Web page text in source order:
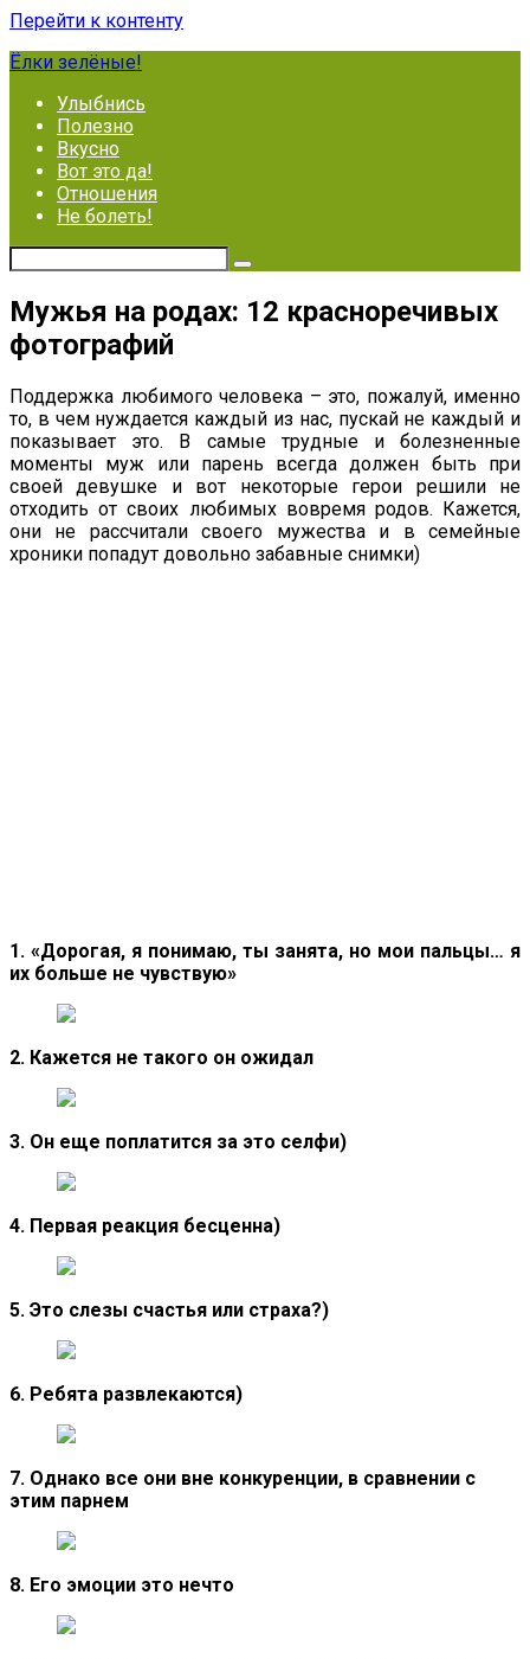
Перейти к контенту
Ёлки зелёные!
Улыбнись
Полезно
Вкусно
Вот это да!
Отношения
Не болеть!
Мужья на родах: 12 красноречивых
фотографий
Поддержка любимого человека – это, пожалуй, именно
то, в чем нуждается каждый из нас, пускай не каждый и
показывает это. В самые трудные и болезненные
моменты муж или парень всегда должен быть при
своей девушке и вот некоторые герои решили не
отходить от своих любимых вовремя родов. Кажется,
они не рассчитали своего мужества и в семейные
хроники попадут довольно забавные снимки)
1. «Дорогая, я понимаю, ты занята, но мои пальцы… я
их больше не чувствую»
2. Кажется не такого он ожидал
3. Он еще поплатится за это селфи)
4. Первая реакция бесценна)
5. Это слезы счастья или страха?)
6. Ребята развлекаются)
7. Однако все они вне конкуренции, в сравнении с
этим парнем
8. Его эмоции это нечто